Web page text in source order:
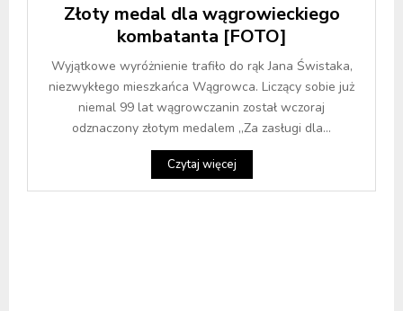
Złoty medal dla wągrowieckiego
kombatanta [FOTO]
Wyjątkowe wyróżnienie trafiło do rąk Jana Świstaka,
niezwykłego mieszkańca Wągrowca. Liczący sobie już
niemal 99 lat wągrowczanin został wczoraj
odznaczony złotym medalem „Za zasługi dla...
Czytaj więcej